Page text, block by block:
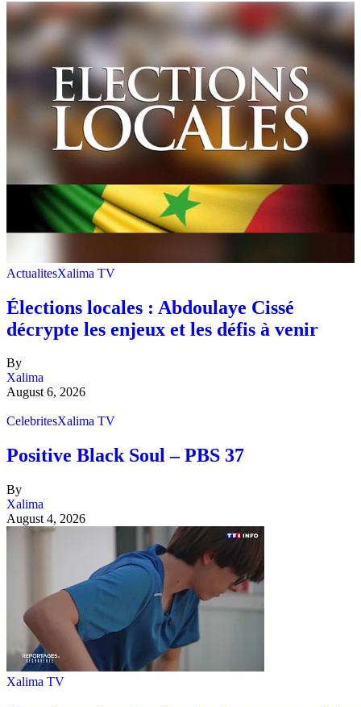
ActualitesXalima TV
Élections locales : Abdoulaye Cissé
décrypte les enjeux et les défis à venir
By
Xalima
August 6, 2026
CelebritesXalima TV
Positive Black Soul – PBS 37
By
Xalima
August 4, 2026
Xalima TV